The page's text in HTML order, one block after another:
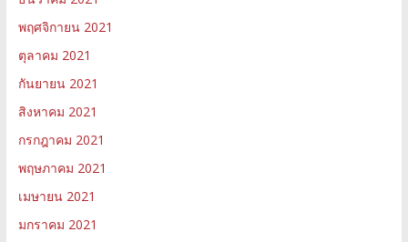
พฤศจิกายน 2021
ตุลาคม 2021
กันยายน 2021
สิงหาคม 2021
กรกฎาคม 2021
พฤษภาคม 2021
เมษายน 2021
มกราคม 2021